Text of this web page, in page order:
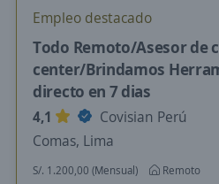
Empleo destacado
Todo Remoto/Asesor de
center/Brindamos
directo en 7 dias
4,1
Covisian Perú
Comas, Lima
S/. 1.200,00 (Mensual)
Remoto